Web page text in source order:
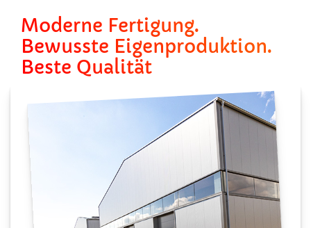
Moderne Fertigung.
Bewusste Eigenproduktion.
Beste Qualität